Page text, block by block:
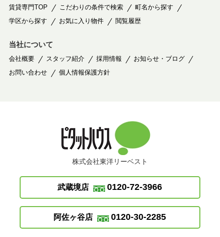
賃貸専門TOP こだわりの条件で検索
町名から探す
学区から探す
お気に入り物件 閲覧履歴
当社について
会社概要 スタッフ紹介 採用情報
お知らせ・ブログ
お問い合わせ
個人情報保護方針
株式会社東洋リーベスト
武蔵境店 0120-72-3966
阿佐ヶ谷店 0120-30-2285